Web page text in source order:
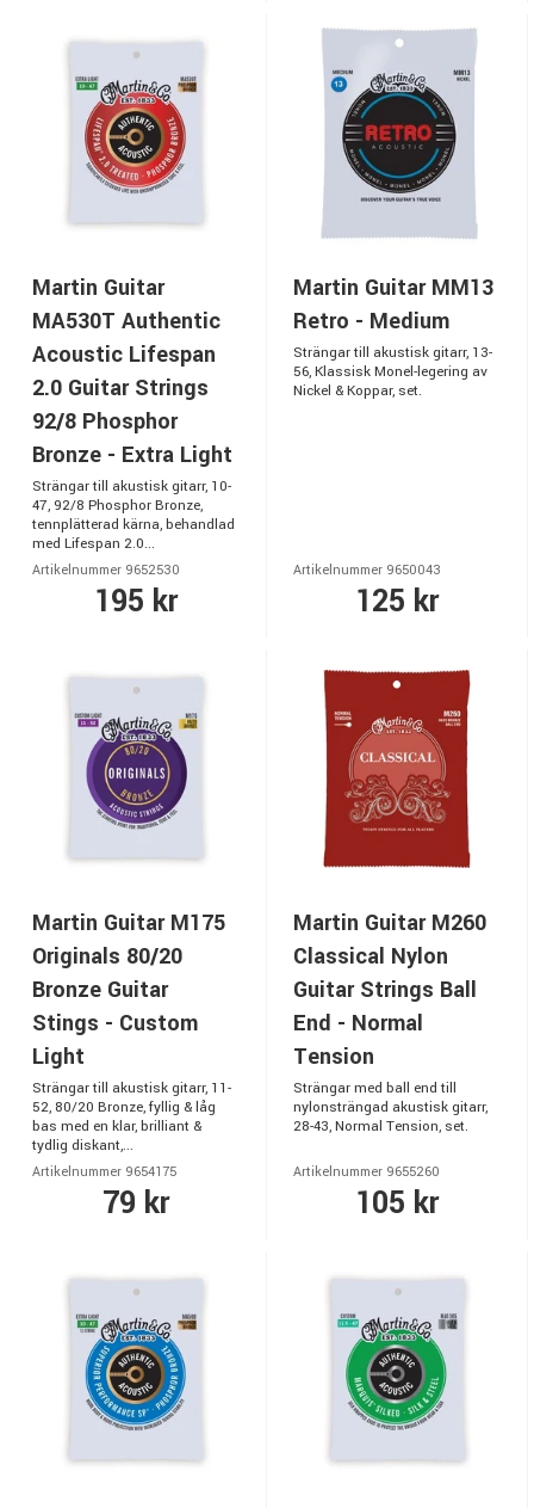
Martin Guitar
MA530T Authentic
Acoustic Lifespan
2.0 Guitar Strings
92/8 Phosphor
Bronze - Extra Light
Strängar till akustisk gitarr, 10-
47, 92/8 Phosphor Bronze,
tennplätterad kärna, behandlad
med Lifespan 2.0...
Artikelnummer 9652530
195 kr
Martin Guitar MM13
Retro - Medium
Strängar till akustisk gitarr, 13-
56, Klassisk Monel-legering av
Nickel & Koppar, set.
Artikelnummer 9650043
125 kr
Martin Guitar M175
Originals 80/20
Bronze Guitar
Stings - Custom
Light
Strängar till akustisk gitarr, 11-
52, 80/20 Bronze, fyllig & låg
bas med en klar, brilliant &
tydlig diskant,...
Artikelnummer 9654175
79 kr
Martin Guitar M260
Classical Nylon
Guitar Strings Ball
End - Normal
Tension
Strängar med ball end till
nylonsträngad akustisk gitarr,
28-43, Normal Tension, set.
Artikelnummer 9655260
105 kr